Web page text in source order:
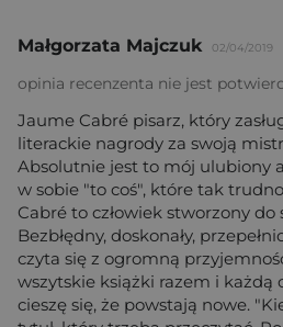
Małgorzata Majczuk 02/04/2019
opinia recenzenta nie jest
Jaume Cabré pisarz, który
literackie nagrody za swoją
Absolutnie jest to mój ulubiony
w sobie "to coś", które tak
Cabré to człowiek stworzony
Bezbłędny, doskonały,
czyta się z ogromną
wszytskie książki razem i każdą
cieszę się, że powstają nowe.